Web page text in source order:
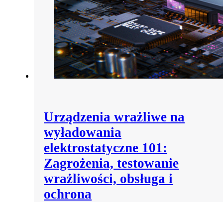
Urządzenia wrażliwe na
wyładowania
elektrostatyczne 101:
Zagrożenia, testowanie
wrażliwości, obsługa i
ochrona